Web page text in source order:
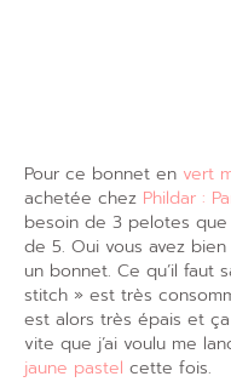
Pour ce bonnet en vert
achetée chez Phildar :
besoin de 3 pelotes
de 5. Oui vous avez
un bonnet. Ce qu’il faut
stitch » est très
est alors très épais et
vite que j’ai voulu me
jaune pastel cette fois.